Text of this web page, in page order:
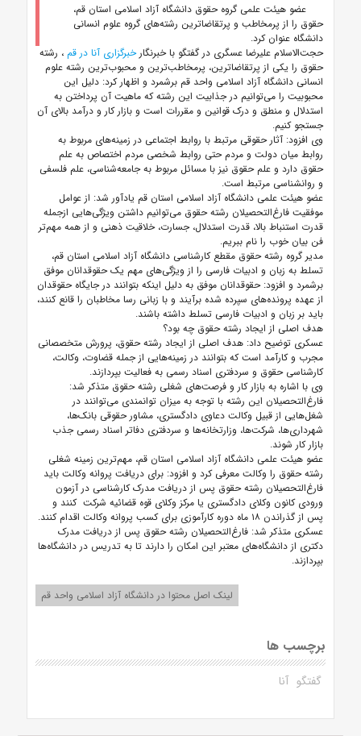
عضو هیئت علمی گروه حقوق دانشگاه آزاد اسلامی استان قم،
حقوق را از پرمخاطب و پرتقاضاترین رشته‌های گروه علوم انسانی
دانشگاه عنوان کرد.
حجت‌الاسلام علیرضا عسگری در گفتگو با خبرنگارخبرگزاری آنا در قم ، رشته
حقوق را یکی از پرتقاضاترین، پرمخاطب‌ترین و محبوب‌ترین رشته علوم
انسانی دانشگاه آزاد اسلامی واحد قم برشمرد و اظهار کرد: دلیل این
محبوبیت را می‌توانیم در جذابیت این رشته که ماهیت آن پرداختن به
استدلال و منطق و درک قوانین و مقررات است و بازار کار و درآمد بالای آن
جستجو کنیم.
وی افزود: آثار حقوقی مرتبط با روابط اجتماعی در زمینه‌های مربوط به
روابط میان دولت و مردم حتی روابط شخصی مردم اختصاص به علم
حقوق دارد و علم حقوق نیز با مسائل مربوط به جامعه‌شناسی، علم فلسفی
و روانشناسی مرتبط است.
عضو هیئت علمی دانشگاه آزاد اسلامی استان قم یادآور شد: از عوامل
موفقیت فارغ‌التحصیلان رشته حقوق می‌توانیم داشتن ویژگی‌هایی ازجمله
قدرت استنباط بالا، قدرت استدلال، جسارت، خلاقیت ذهنی و از همه مهم‌تر
فن بیان خوب را نام ببریم.
مدیر گروه رشته حقوق مقطع کارشناسی دانشگاه آزاد اسلامی استان قم،
تسلط به زبان و ادبیات فارسی را از ویژگی‌های مهم یک حقوقدانان موفق
برشمرد و افزود: حقوقدانان موفق به دلیل اینکه بتوانند در جایگاه حقوقدان
از عهده پرونده‌های سپرده شده برآیند و با زبانی رسا مخاطبان را قانع کنند،
باید بر زبان و ادبیات فارسی تسلط داشته باشند.
هدف اصلی از ایجاد رشته حقوق چه بود؟
عسکری توضیح داد: هدف اصلی از ایجاد رشته حقوق، پرورش متخصصانی
مجرب و کارآمد است که بتوانند در زمینه‌هایی از جمله قضاوت، وکالت،
کارشناسی حقوق و سردفتری اسناد رسمی به فعالیت بپردازند.
وی با اشاره به بازار کار و فرصت‌های شغلی رشته حقوق متذکر شد:
فارغ‌التحصیلان این رشته با توجه به میزان توانمندی می‌توانند در
شغل‌هایی از قبیل وکالت دعاوی دادگستری، مشاور حقوقی بانک‌ها،
شهرداری‌ها، شرکت‌ها، وزارتخانه‌ها و سردفتری دفاتر اسناد رسمی جذب
بازار کار شوند.
عضو هیئت علمی دانشگاه آزاد اسلامی استان قم، مهم‌ترین زمینه شغلی
رشته حقوق را وکالت معرفی کرد و افزود: برای دریافت پروانه وکالت باید
فارغ‌التحصیلان رشته حقوق پس از دریافت مدرک کارشناسی در آزمون
ورودی کانون وکلای دادگستری یا مرکز وکلای قوه قضائیه شرکت کنند و
پس از گذراندن ۱۸ ماه دوره کارآموزی برای کسب پروانه وکالت اقدام کنند.
عسکری متذکر شد: فارغ‌التحصیلان رشته حقوق پس از دریافت مدرک
دکتری از دانشگاه‌های معتبر این امکان را دارند تا به تدریس در دانشگاه‌ها
بپردازند.
لینک اصل محتوا در دانشگاه آزاد اسلامی واحد قم
برچسب ها
گفتگو آنا